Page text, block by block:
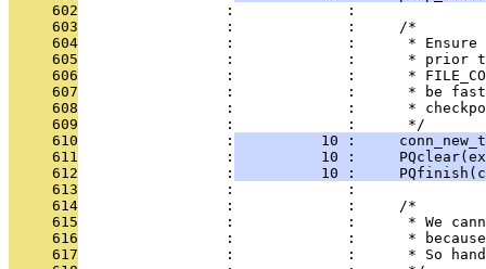
     602
                 :             :
     603
                 :             :     /*
     604
:             :      *
     605
:             :      * prior
     606
:             :      *
     607
:             :      * be
     608
:             :      *
     609
                 :             :      */
     610
                 :
10 :
     611
                 :
10 :
     612
                 :
10 :
     613
                 :             :
     614
                 :             :     /*
     615
:             :      * We
     616
:             :      *
     617
:             :      * So